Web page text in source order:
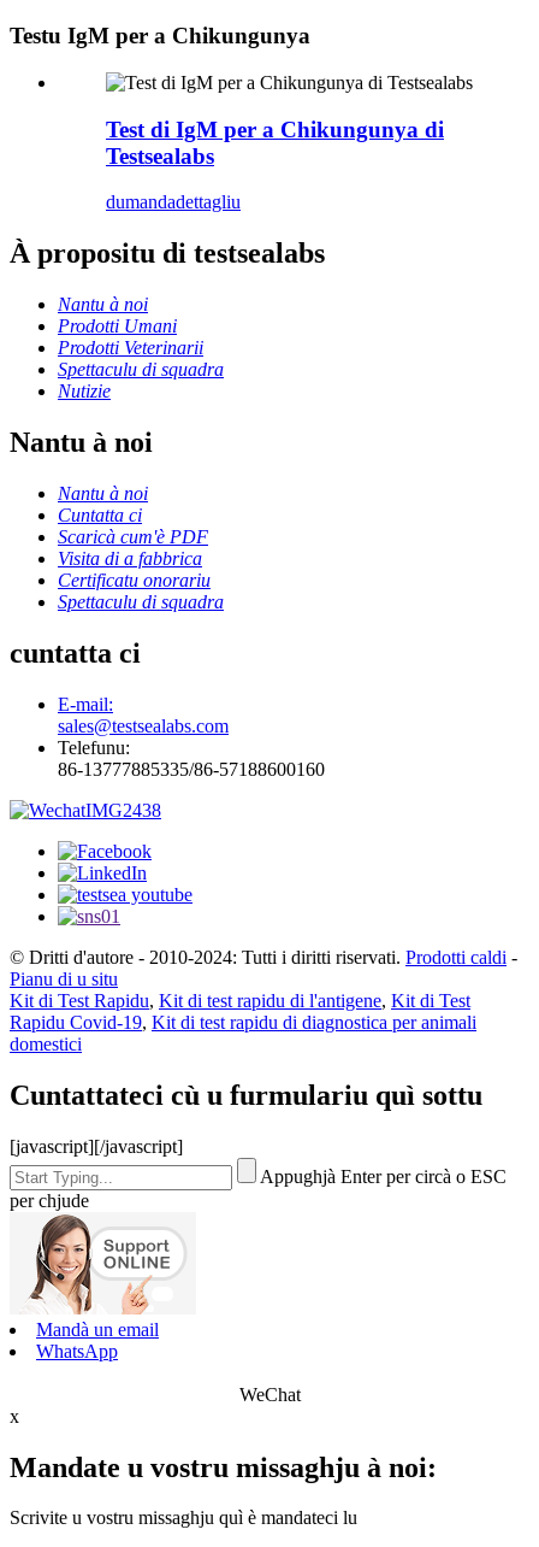
Testu IgM per a Chikungunya
Test di IgM per a Chikungunya di
Testsealabs
dumandadettagliu
À propositu di testsealabs
Nantu à noi
Prodotti Umani
Prodotti Veterinarii
Spettaculu di squadra
Nutizie
Nantu à noi
Nantu à noi
Cuntatta ci
Scaricà cum'è PDF
Visita di a fabbrica
Certificatu onorariu
Spettaculu di squadra
cuntatta ci
E-mail:
sales@testsealabs.com
Telefunu:
86-13777885335/86-57188600160
© Dritti d'autore - 2010-2024: Tutti i diritti riservati. Prodotti caldi -
Pianu di u situ
Kit di Test Rapidu, Kit di test rapidu di l'antigene, Kit di Test
Rapidu Covid-19, Kit di test rapidu di diagnostica per animali
domestici
Cuntattateci cù u furmulariu quì sottu
[javascript][/javascript]
Appughjà Enter per circà o ESC
per chjude
Mandà un email
WhatsApp
WeChat
x
Mandate u vostru missaghju à noi:
Scrivite u vostru missaghju quì è mandateci lu